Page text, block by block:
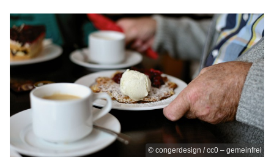
© congerdesign / cc0 – gemeinfrei